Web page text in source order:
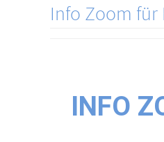
Info Zoom für
INFO